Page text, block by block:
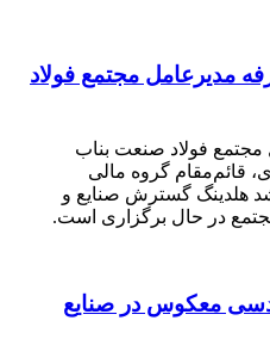
مدیرعامل مجتمع فولاد
مجتمع فولاد صنعت بناب
قائم‌مقام گروه مالی
هلدینگ گسترش صنایع و
در حال برگزاری است.
معکوس در صنایع